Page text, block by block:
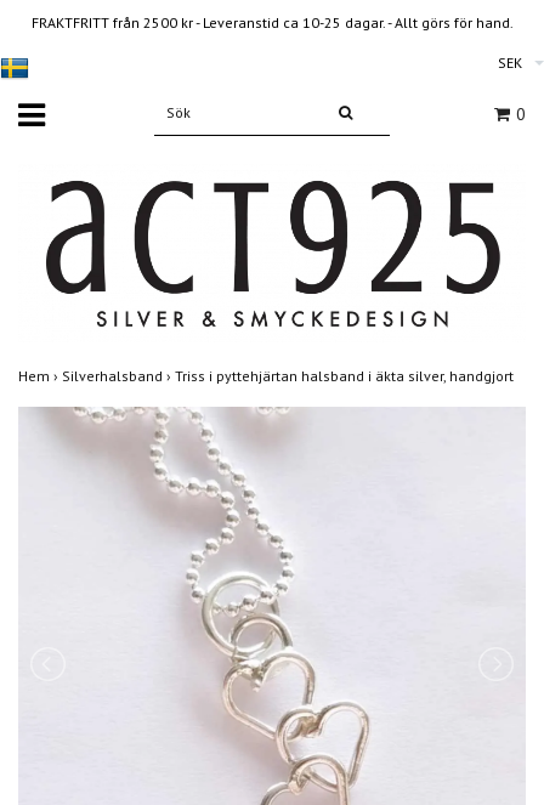
FRAKTFRITT från 2500 kr - Leveranstid ca 10-25 dagar. - Allt görs för hand.
SEK
0
Hem › Silverhalsband › Triss i pyttehjärtan halsband i äkta silver, handgjort